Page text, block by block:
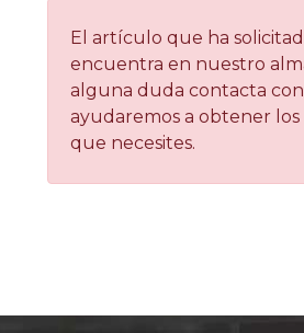
Motores
Nuevos
Motores
Empresa
El artículo que ha
encuentra en nuestro
alguna duda contacta
ayudaremos a obtener
que necesites.